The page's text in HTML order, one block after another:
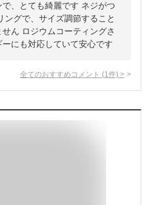
、とても綺麗です ネジがつ
ングで、サイズ調節すること
ん ロジウムコーティングさ
にも対応していて安心です
全てのおすすめコメント (1 件) >